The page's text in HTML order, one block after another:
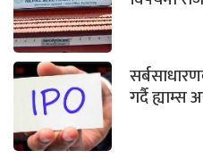
गर्दै ह्याम्स